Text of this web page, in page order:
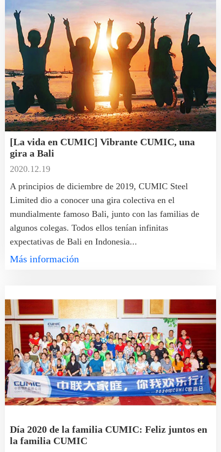
[La vida en CUMIC] Vibrante CUMIC, una
gira a Bali
2020.12.19
A principios de diciembre de 2019, CUMIC Steel
Limited dio a conocer una gira colectiva en el
mundialmente famoso Bali, junto con las familias de
algunos colegas. Todos ellos tenían infinitas
expectativas de Bali en Indonesia...
Más información
Día 2020 de la familia CUMIC: Feliz juntos en
la familia CUMIC